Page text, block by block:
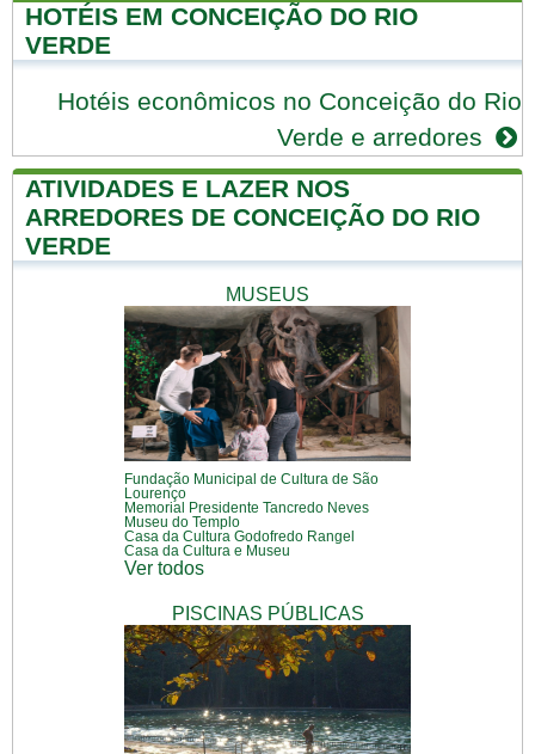
HOTÉIS EM CONCEIÇÃO DO RIO
VERDE
Hotéis econômicos no Conceição do Rio
Verde e arredores
ATIVIDADES E LAZER NOS
ARREDORES DE CONCEIÇÃO DO RIO
VERDE
MUSEUS
Fundação Municipal de Cultura de São
Lourenço
Memorial Presidente Tancredo Neves
Museu do Templo
Casa da Cultura Godofredo Rangel
Casa da Cultura e Museu
Ver todos
PISCINAS PÚBLICAS